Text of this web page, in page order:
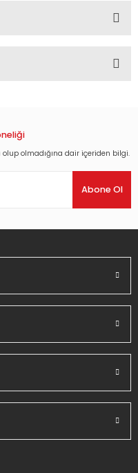
olmadığına dair içeriden bilgi.
Abone Ol